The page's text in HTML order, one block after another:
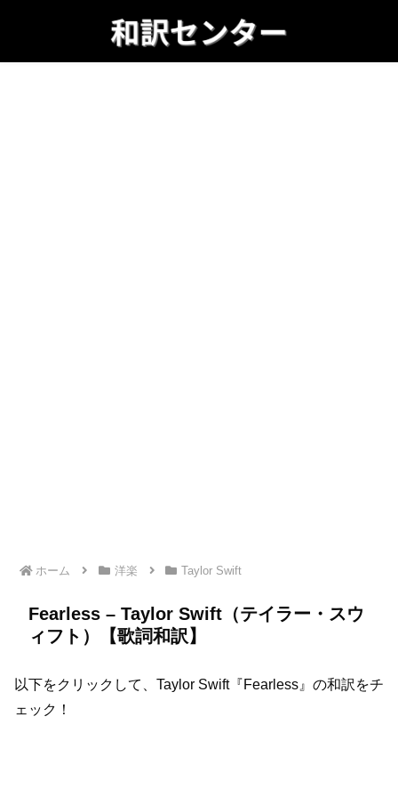
ホーム 洋楽 Taylor Swift
Fearless – Taylor Swift（テイラー・スウ
ィフト）【歌詞和訳】
以下をクリックして、Taylor Swift『Fearless』の和訳をチ
ェック！